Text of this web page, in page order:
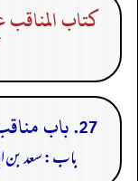
كتاب
27. باب مناقب سعد بن أبي وقاص رضى الله عنه
باب: سعد بن